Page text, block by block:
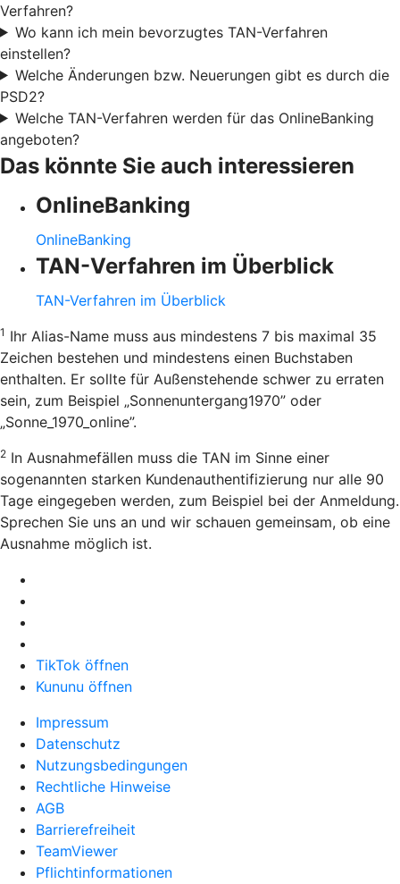
Verfahren?
Wo kann ich mein bevorzugtes TAN-Verfahren
einstellen?
Welche Änderungen bzw. Neuerungen gibt es durch die
PSD2?
Welche TAN-Verfahren werden für das OnlineBanking
angeboten?
Das könnte Sie auch interessieren
OnlineBanking
OnlineBanking
TAN-Verfahren im Überblick
TAN-Verfahren im Überblick
1 Ihr Alias-Name muss aus mindestens 7 bis maximal 35
Zeichen bestehen und mindestens einen Buchstaben
enthalten. Er sollte für Außenstehende schwer zu erraten
sein, zum Beispiel „Sonnenuntergang1970” oder
„Sonne_1970_online”.
2 In Ausnahmefällen muss die TAN im Sinne einer
sogenannten starken Kundenauthentifizierung nur alle 90
Tage eingegeben werden, zum Beispiel bei der Anmeldung.
Sprechen Sie uns an und wir schauen gemeinsam, ob eine
Ausnahme möglich ist.
TikTok öffnen
Kununu öffnen
Impressum
Datenschutz
Nutzungsbedingungen
Rechtliche Hinweise
AGB
Barrierefreiheit
TeamViewer
Pflichtinformationen